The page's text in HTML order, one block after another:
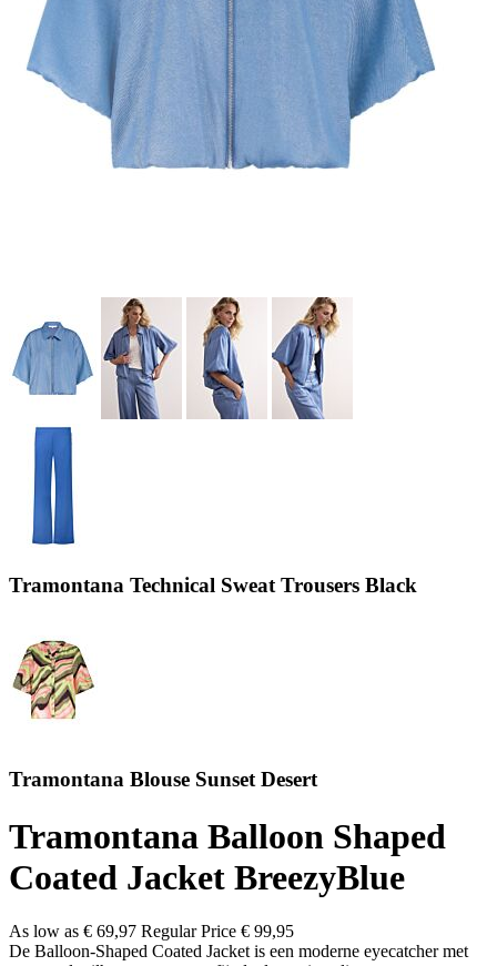
Tramontana Technical Sweat Trousers Black
Tramontana Blouse Sunset Desert
Tramontana Balloon Shaped
Coated Jacket BreezyBlue
As low as € 69,97 Regular Price € 99,95
De Balloon-Shaped Coated Jacket is een moderne eyecatcher met